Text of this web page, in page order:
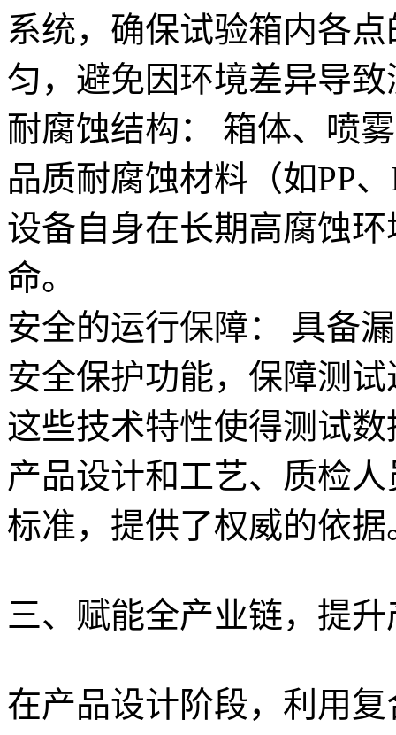
系统，确保试验箱内各
匀，避免因环境差异导
耐腐蚀结构： 箱体、喷
品质耐腐蚀材料（如PP
设备自身在长期高腐蚀
命。
安全的运行保障： 具备
安全保护功能，保障测
这些技术特性使得测试
产品设计和工艺、质检
标准，提供了权威的依据
三、赋能全产业链，提
在产品设计阶段，利用